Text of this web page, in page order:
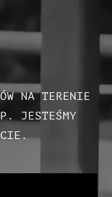
NA TERENIE
JESTEŚMY